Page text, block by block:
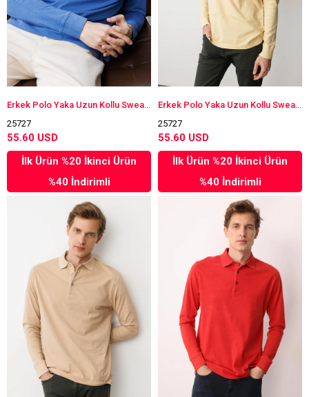
Erkek Polo Yaka Uzun Kollu Sweatshirt Saks
25727
55.60 USD
İlk Ürün %20 İkinci Ürün
%40 İndirimli
Erkek Polo Yaka Uzun Kollu Sweatshirt Sarı
25727
55.60 USD
İlk Ürün %20 İkinci Ürün
%40 İndirimli